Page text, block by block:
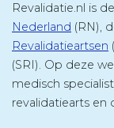
Revalidatie.nl is
Nederland (RN),
Revalidatieartsen
(SRI). Op deze
medisch
revalidatiearts en